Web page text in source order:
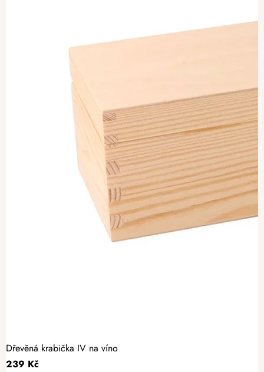
Dřevěná krabička IV na víno
239 Kč